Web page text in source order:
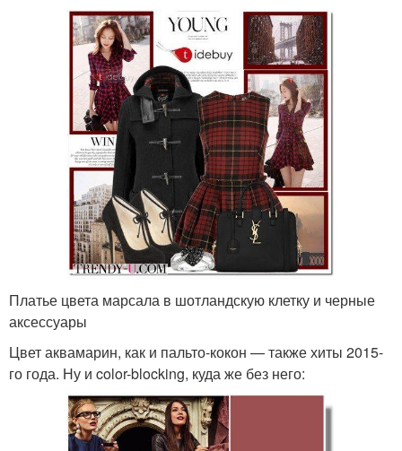
Платье цвета марсала в шотландскую клетку и черные
аксессуары
Цвет аквамарин, как и пальто-кокон — также хиты 2015-
го года. Ну и color-blocking, куда же без него: